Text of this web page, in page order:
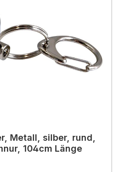
Metall, silber, rund,
104cm Länge